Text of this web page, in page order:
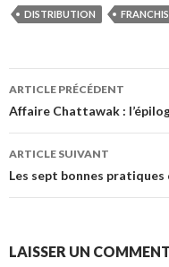
DISTRIBUTION
Navigation
des
articles
ARTICLE PRÉCÉDENT
Affaire Chattawak :
ARTICLE SUIVANT
Les sept bonnes
LAISSER UN